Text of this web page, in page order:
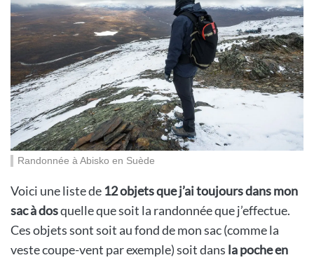
Randonnée à Abisko en Suède
Voici une liste de 12 objets que j’ai toujours dans mon
sac à dosquelle que soit la randonnée que j’effectue.
Ces objets sont soit au fond de mon sac (comme la
veste coupe-vent par exemple) soit dans la poche en